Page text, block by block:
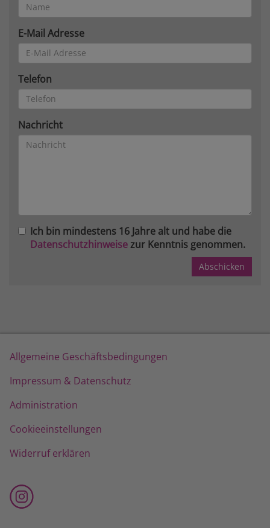
E-Mail Adresse
Telefon
Nachricht
Ich bin mindestens 16 Jahre alt und habe die
Datenschutzhinweisezur Kenntnis genommen.
Allgemeine Geschäftsbedingungen
Impressum & Datenschutz
Administration
Cookieeinstellungen
Widerruf erklären